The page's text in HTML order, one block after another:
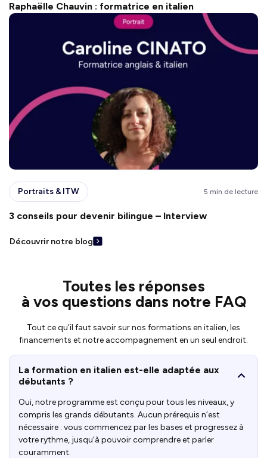
Raphaëlle Chauvin : formatrice en italien
Portraits & ITW 5 min de lecture
3 conseils pour devenir bilingue – Interview
Découvrir notre blog
Toutes les réponses
à vos questions dans notre FAQ
Tout ce qu’il faut savoir sur nos formations en italien, les
financements et notre accompagnement en un seul endroit.
La formation en italien est-elle adaptée aux
débutants ?
Oui, notre programme est conçu pour tous les niveaux, y
compris les grands débutants. Aucun prérequis n’est
nécessaire : vous commencez par les bases et progressez à
votre rythme, jusqu’à pouvoir comprendre et parler
couramment.